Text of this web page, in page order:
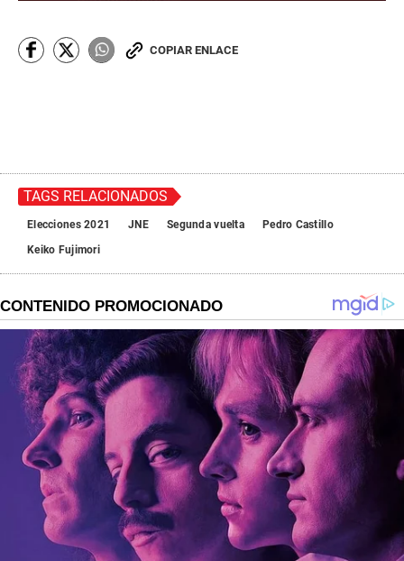
COPIAR ENLACE
TAGS RELACIONADOS
Elecciones 2021 JNE Segunda vuelta
Pedro Castillo
Keiko Fujimori